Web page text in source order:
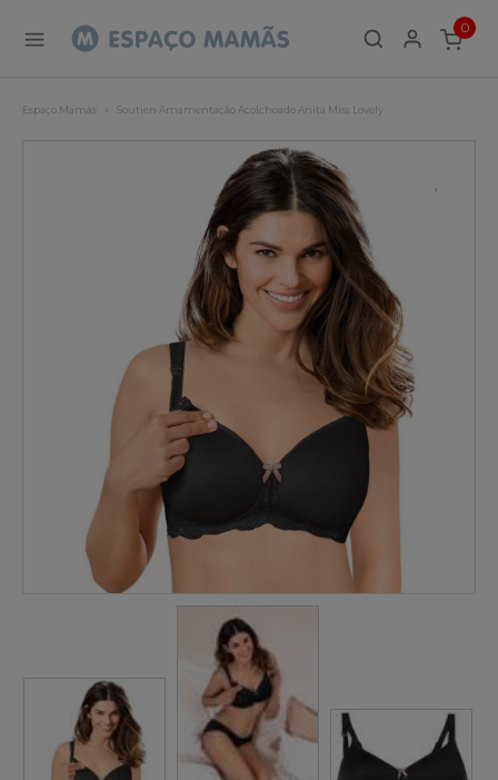
0
ITEMS
Espaço Mamãs Soutien Amamentação Acolchoado Anita Miss Lovely